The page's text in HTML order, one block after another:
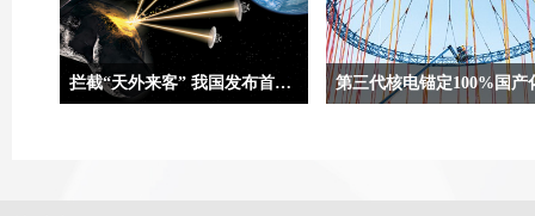
拦截“天外来客” 我国发布首次近地小行星防御任务方案设想